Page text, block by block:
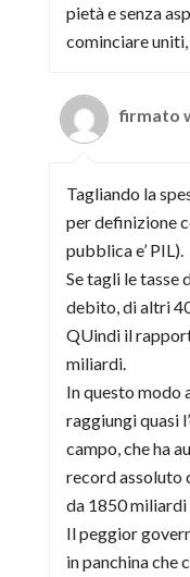
pietà e senza
cominciare
firmato
Tagliando la
per definizione
pubblica e’ PIL).
Se tagli le tasse
debito, di altri
QUindi il
miliardi.
In questo modo
raggiungi quasi
campo, che ha
record assoluto
da 1850 miliardi
Il peggior
in panchina che